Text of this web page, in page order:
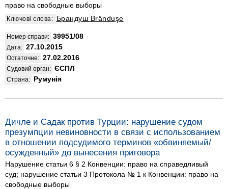
право на свободные выборы
Ключові слова: Брандуш Brânduşe
Номер справи: 39951/08
Дата: 27.10.2015
Остаточне: 27.02.2016
Судовий орган: ЄСПЛ
Страна: Румунія
Дичле и Садак против Турции: нарушение судом
презумпции невиновности в связи с использованием
в отношении подсудимого терминов «обвиняемый/
осужденный» до вынесения приговора
Нарушение статьи 6 § 2 Конвенции: право на справедливый
суд; нарушение статьи 3 Протокола № 1 к Конвенции: право на
свободные выборы